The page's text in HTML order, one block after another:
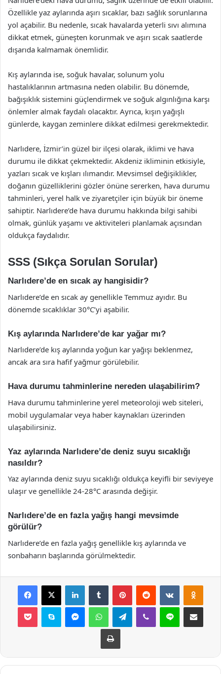
Özellikle yaz aylarında aşırı sıcaklar, bazı sağlık sorunlarına
yol açabilir. Bu nedenle, sıcak havalarda yeterli sıvı alımına
dikkat etmek, güneşten korunmak ve aşırı sıcak saatlerde
dışarıda kalmamak önemlidir.
Kış aylarında ise, soğuk havalar, solunum yolu
hastalıklarının artmasına neden olabilir. Bu dönemde,
bağışıklık sistemini güçlendirmek ve soğuk algınlığına karşı
önlemler almak faydalı olacaktır. Ayrıca, kışın yağışlı
günlerde, kaygan zeminlere dikkat edilmesi gerekmektedir.
Narlıdere, İzmir’in güzel bir ilçesi olarak, iklimi ve hava
durumu ile dikkat çekmektedir. Akdeniz ikliminin etkisiyle,
yazları sıcak ve kışları ılımandır. Mevsimsel değişiklikler,
doğanın güzelliklerini gözler önüne sererken, hava durumu
tahminleri, yerel halk ve ziyaretçiler için büyük bir öneme
sahiptir. Narlıdere’de hava durumu hakkında bilgi sahibi
olmak, günlük yaşamı ve aktiviteleri planlamak açısından
oldukça faydalıdır.
SSS (Sıkça Sorulan Sorular)
Narlıdere’de en sıcak ay hangisidir?
Narlıdere’de en sıcak ay genellikle Temmuz ayıdır. Bu
dönemde sıcaklıklar 30°C’yi aşabilir.
Kış aylarında Narlıdere’de kar yağar mı?
Narlıdere’de kış aylarında yoğun kar yağışı beklenmez,
ancak ara sıra hafif yağmur görülebilir.
Hava durumu tahminlerine nereden ulaşabilirim?
Hava durumu tahminlerine yerel meteoroloji web siteleri,
mobil uygulamalar veya haber kaynakları üzerinden
ulaşabilirsiniz.
Yaz aylarında Narlıdere’de deniz suyu sıcaklığı
nasıldır?
Yaz aylarında deniz suyu sıcaklığı oldukça keyifli bir seviyeye
ulaşır ve genellikle 24-28°C arasında değişir.
Narlıdere’de en fazla yağış hangi mevsimde
görülür?
Narlıdere’de en fazla yağış genellikle kış aylarında ve
sonbaharın başlarında görülmektedir.
Facebook
X LinkedInTumblr PinterestReddit VKontakte
Pocket Skype MessengerWhatsAppTelegramViber Line E-Posta ile
Yazdır